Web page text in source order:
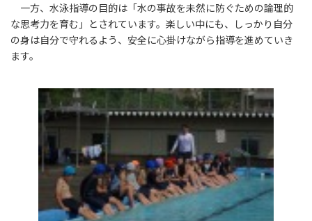
一方、水泳指導の目的は「水の事故を未然に防ぐための論理的
な思考力を育む」とされています。楽しい中にも、しっかり自分
の身は自分で守れるよう、安全に心掛けながら指導を進めていき
ます。